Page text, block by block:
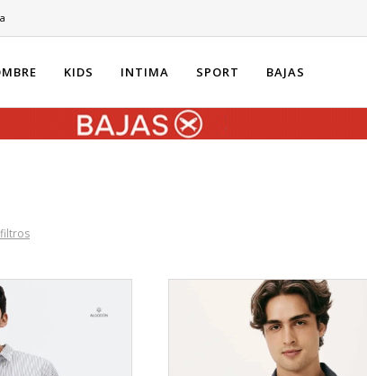
KIDS INTIMA SPORT BAJAS